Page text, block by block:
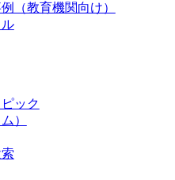
（教育機関向け）
ック
）